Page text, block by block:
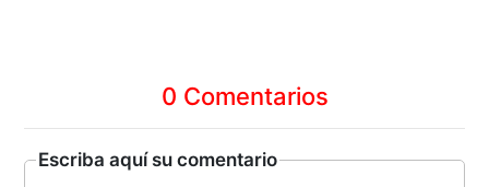
0 Comentarios
Escriba aquí su comentario